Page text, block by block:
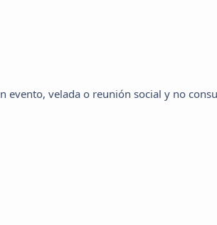
evento, velada o reunión social y no